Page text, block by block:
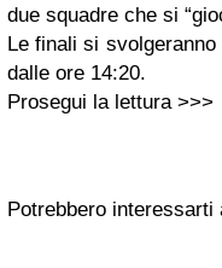
due squadre che si
Le finali si
dalle ore 14:20.
Prosegui la lettura >>>
Potrebbero interessarti